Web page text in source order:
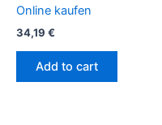
Online kaufen
34,19 €
Add to cart